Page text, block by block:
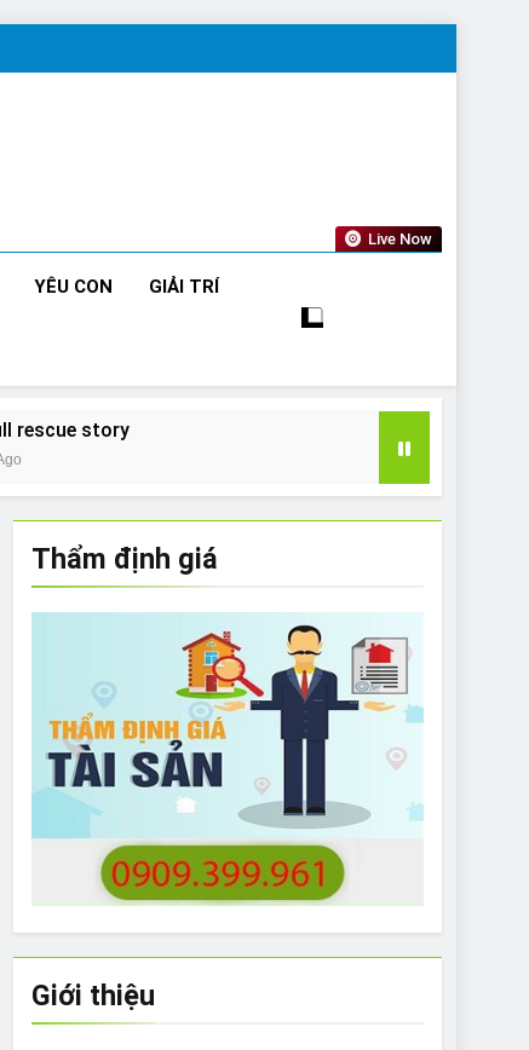
Live Now
YÊU CON GIẢI TRÍ
rescue story
What Bulldogs Can (and can’t) Eat
I Need to Groom My Bulldog
Thẩm định giá
Giới thiệu